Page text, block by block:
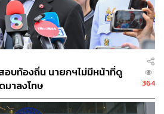
พรรคก้าวไกล กล่าวย้ำให้จับตา
นูญฉบับแก้ไขเพิ่มเติม 3 ประเด็น ที่
องประเทศ 1. การกำหนดห้ามแก้
นไหวทางการเมืองเรียกร้องให้
จกลายเป็นชนวนความขัดแย้งรอบ
กของปัญหาทางการเมืองอย่าง
บท้องถิ่น นายกฯไม่มีหน้าที่ดู
มาลงโทษ
364